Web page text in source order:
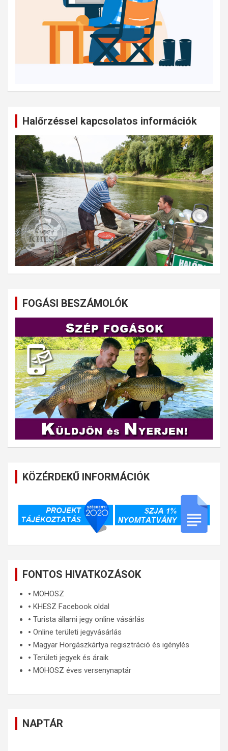
Halőrzéssel kapcsolatos információk
FOGÁSI BESZÁMOLÓK
KÖZÉRDEKŰ INFORMÁCIÓK
FONTOS HIVATKOZÁSOK
🞄 MOHOSZ
🞄 KHESZ Facebook oldal
🞄 Turista állami jegy online vásárlás
🞄 Online területi jegyvásárlás
🞄 Magyar Horgászkártya regisztráció és igénylés
🞄 Területi jegyek és áraik
🞄 MOHOSZ éves versenynaptár
NAPTÁR